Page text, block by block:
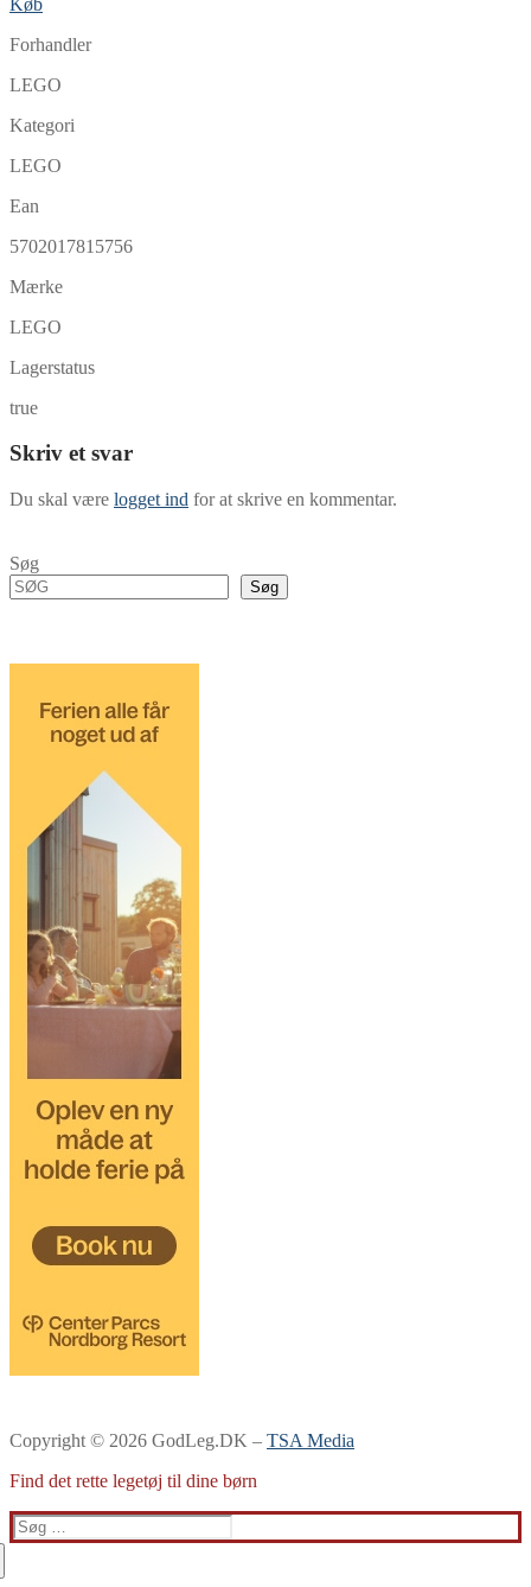
Forhandler
LEGO
Kategori
LEGO
Ean
5702017815756
Mærke
LEGO
Lagerstatus
true
Skriv et svar
Du skal være logget ind for at skrive en kommentar.
Søg
Søg
Copyright © 2026 GodLeg.DK – TSA Media
Find det rette legetøj til dine børn
Søg
efter: